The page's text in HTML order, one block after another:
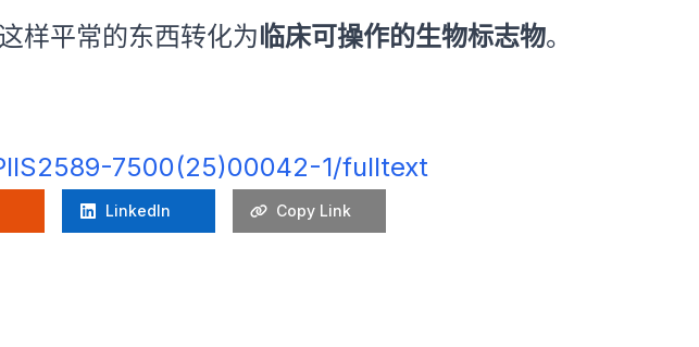
样平常的东西转化为临床可操作的生物标志物。
7500(25)00042-1/fulltext
LinkedIn Copy Link